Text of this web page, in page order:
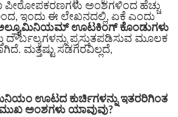
ಅಂಶಗಳಿಂದ ಹೆಚ್ಚು
ಇಂದು ಈ ಲೇಖನದಲ್ಲಿ, ಏಕೆ ಎಂದು
ಊಟಕಿಂಗ್ ಕೊಂಡುಗಳು
ದೌರ್ಬಲ್ಯಗಳನ್ನು ಪ್ರಸ್ತುತಪಡಿಸುವ ಮೂಲಕ
ಮತ್ತಷ್ಟು ಸಡಗರವಿಲ್ಲದೆ,
ಊಟದ ಕುರ್ಚಿಗಳನ್ನು ಇತರರಿಗಿಂತ
ಅಂಶಗಳು ಯಾವುವು?